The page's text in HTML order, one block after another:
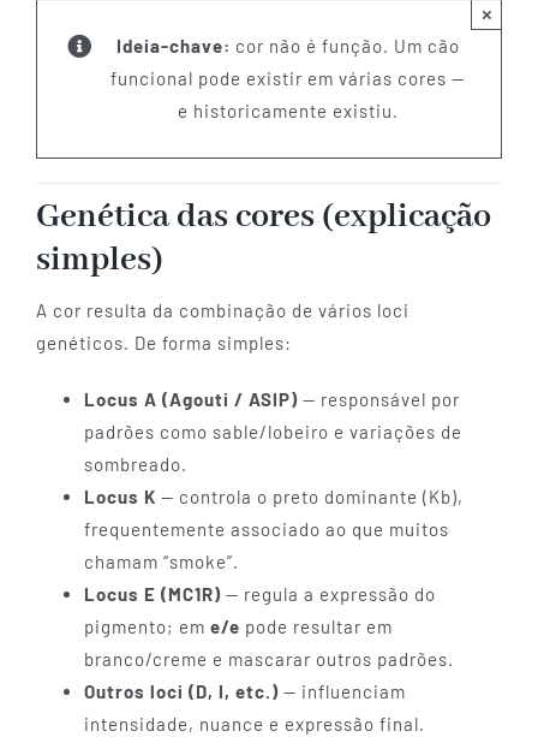
Ideia-chave: cor não é função. Um cão
funcional pode existir em várias cores —
e historicamente existiu.
×
Genética das cores (explicação
simples)
A cor resulta da combinação de vários loci
genéticos. De forma simples:
Locus A (Agouti / ASIP)— responsável por
padrões como sable/lobeiro e variações de
sombreado.
Locus K — controla o preto dominante (Kb),
frequentemente associado ao que muitos
chamam “smoke”.
Locus E (MC1R)— regula a expressão do
pigmento; em e/e pode resultar em
branco/creme e mascarar outros padrões.
Outros loci (D, I, etc.)— influenciam
intensidade, nuance e expressão final.